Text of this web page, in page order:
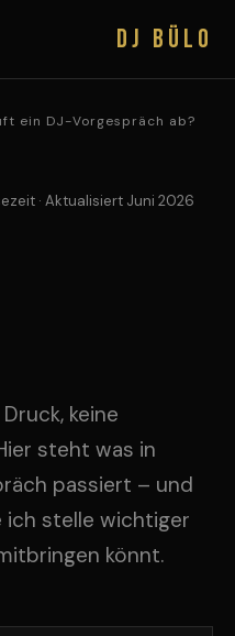
DJ BÜLO
ein DJ-Vorgespräch ab?
· Aktualisiert Juni 2026
keine
steht was in
passiert – und
ich stelle wichtiger
könnt.